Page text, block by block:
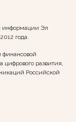
информации Эл
года.
развития,
Российской